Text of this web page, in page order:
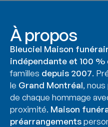
À propos
Bleuciel Maison
indépendante et 100 %
familles depuis 2007.
le Grand Montréal,
de chaque hommage
proximité. Maison
préarrangements